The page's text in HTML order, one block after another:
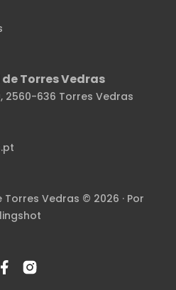
Torres Vedras
2560-636 Torres Vedras
Vedras © 2026 · Por